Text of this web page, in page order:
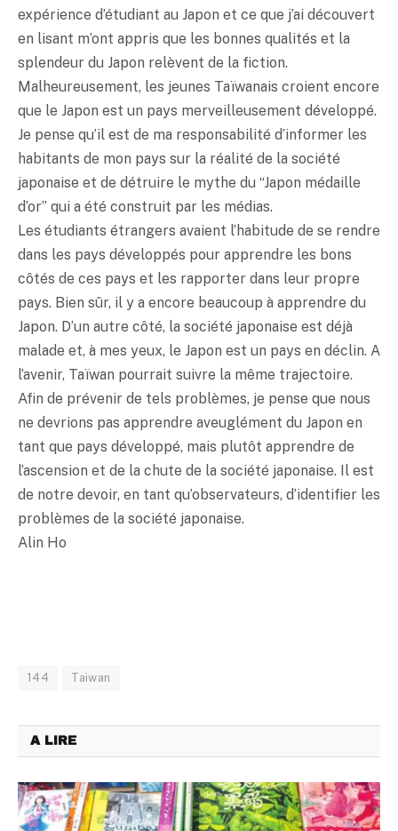
expérience d’étudiant au Japon et ce que j’ai découvert
en lisant m’ont appris que les bonnes qualités et la
splendeur du Japon relèvent de la fiction.
Malheureusement, les jeunes Taïwanais croient encore
que le Japon est un pays merveilleusement développé.
Je pense qu’il est de ma responsabilité d’informer les
habitants de mon pays sur la réalité de la société
japonaise et de détruire le mythe du “Japon médaille
d’or” qui a été construit par les médias.
Les étudiants étrangers avaient l’habitude de se rendre
dans les pays développés pour apprendre les bons
côtés de ces pays et les rapporter dans leur propre
pays. Bien sûr, il y a encore beaucoup à apprendre du
Japon. D’un autre côté, la société japonaise est déjà
malade et, à mes yeux, le Japon est un pays en déclin. A
l’avenir, Taïwan pourrait suivre la même trajectoire.
Afin de prévenir de tels problèmes, je pense que nous
ne devrions pas apprendre aveuglément du Japon en
tant que pays développé, mais plutôt apprendre de
l’ascension et de la chute de la société japonaise. Il est
de notre devoir, en tant qu’observateurs, d’identifier les
problèmes de la société japonaise.
Alin Ho
144 Taiwan
A LIRE